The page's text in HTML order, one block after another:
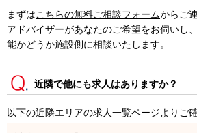
まずはこちらの無料ご相談フォームからご
アドバイザーがあなたのご希望をお伺いし
能かどうか施設側に相談いたします。
近隣で他にも求人はありますか？
以下の近隣エリアの求人一覧ページよりご